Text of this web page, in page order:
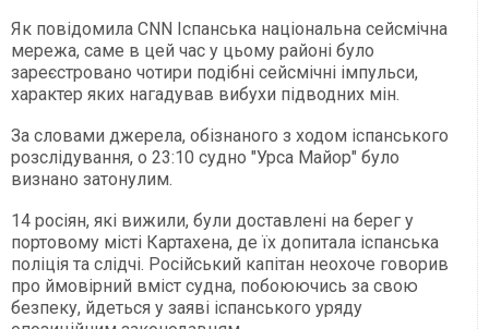
Як повідомила CNN Іспанська національна сейсмічна
мережа, саме в цей час у цьому районі було
зареєстровано чотири подібні сейсмічні імпульси,
характер яких нагадував вибухи підводних мін.
За словами джерела, обізнаного з ходом іспанського
розслідування, о 23:10 судно "Урса Майор" було
визнано затонулим.
14 росіян, які вижили, були доставлені на берег у
портовому місті Картахена, де їх допитала іспанська
поліція та слідчі. Російський капітан неохоче говорив
про ймовірний вміст судна, побоюючись за свою
безпеку, йдеться у заяві іспанського уряду